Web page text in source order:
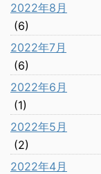
2022年8月
(6)
2022年7月
(6)
2022年6月
(1)
2022年5月
(2)
2022年4月